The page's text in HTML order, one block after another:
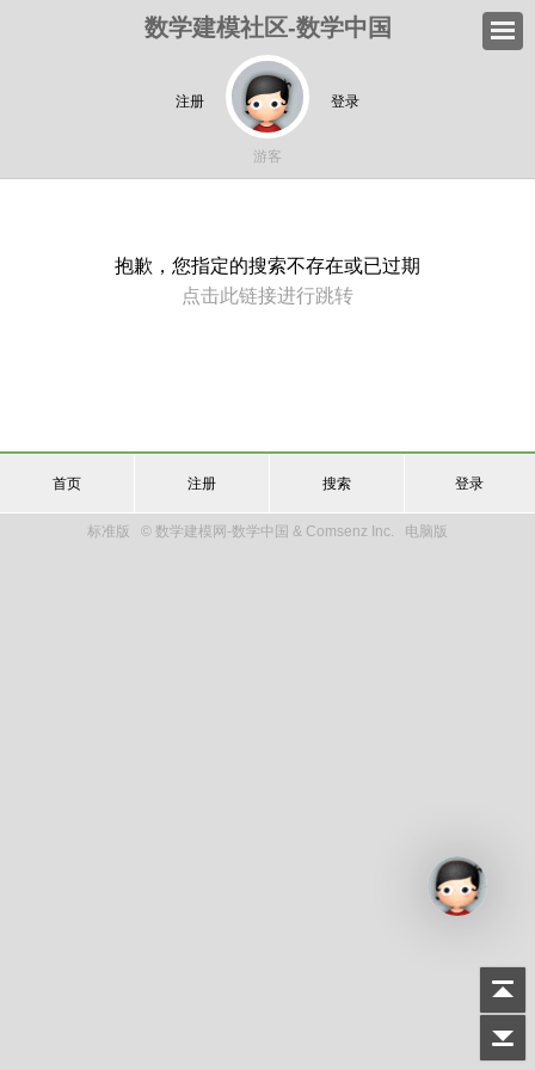
数学建模社区-数学中国
注册 登录
游客
抱歉，您指定的搜索不存在或已过期
点击此链接进行跳转
首页 注册 搜索 登录
标准版 © 数学建模网-数学中国 & Comsenz Inc. 电脑版